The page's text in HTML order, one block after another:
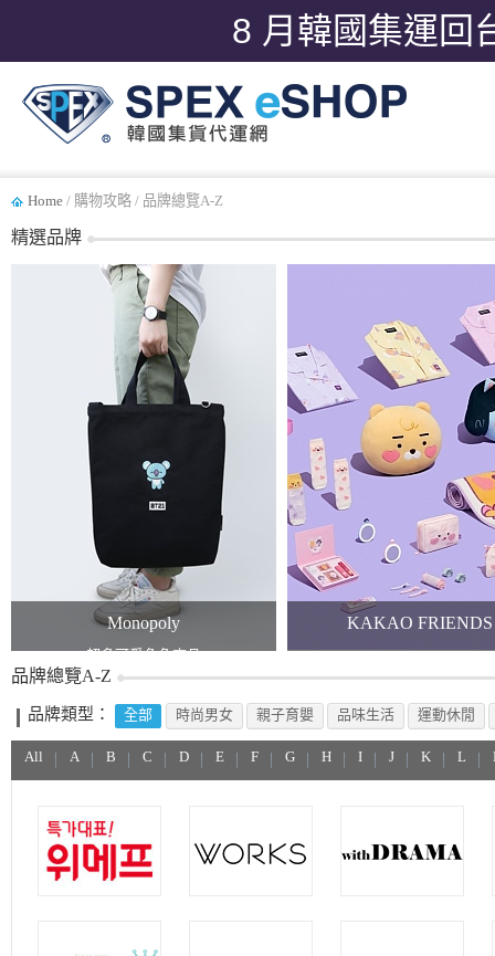
8 月韓國集運回
Home / 購物攻略 / 品牌總覽A-Z
精選品牌
Monopoly
超多可愛角色商品
KAKAO FRIENDS
KAKAO x TWICE
品牌總覽A-Z
品牌類型： 全部 時尚男女 親子育嬰 品味生活 運動休閒
All A B C D E F G H I J K L